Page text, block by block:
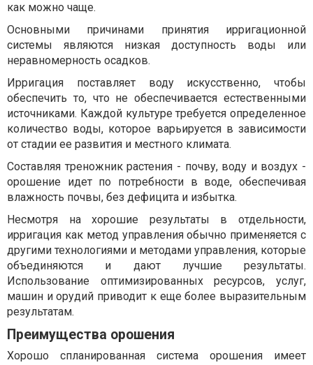
как можно чаще.
Основными причинами принятия ирригационной
системы являются низкая доступность воды или
неравномерность осадков.
Ирригация поставляет воду искусственно, чтобы
обеспечить то, что не обеспечивается естественными
источниками. Каждой культуре требуется определенное
количество воды, которое варьируется в зависимости
от стадии ее развития и местного климата.
Составляя треножник растения - почву, воду и воздух -
орошение идет по потребности в воде, обеспечивая
влажность почвы, без дефицита и избытка.
Несмотря на хорошие результаты в отдельности,
ирригация как метод управления обычно применяется с
другими технологиями и методами управления, которые
объединяются и дают лучшие результаты.
Использование оптимизированных ресурсов, услуг,
машин и орудий приводит к еще более выразительным
результатам.
Преимущества орошения
Хорошо спланированная система орошения имеет